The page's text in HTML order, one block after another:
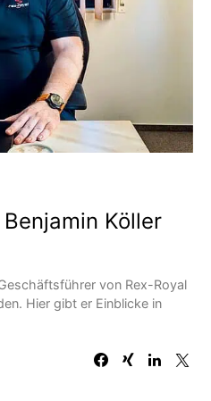
Köller
von Rex-Royal
Hier gibt er Einblicke in